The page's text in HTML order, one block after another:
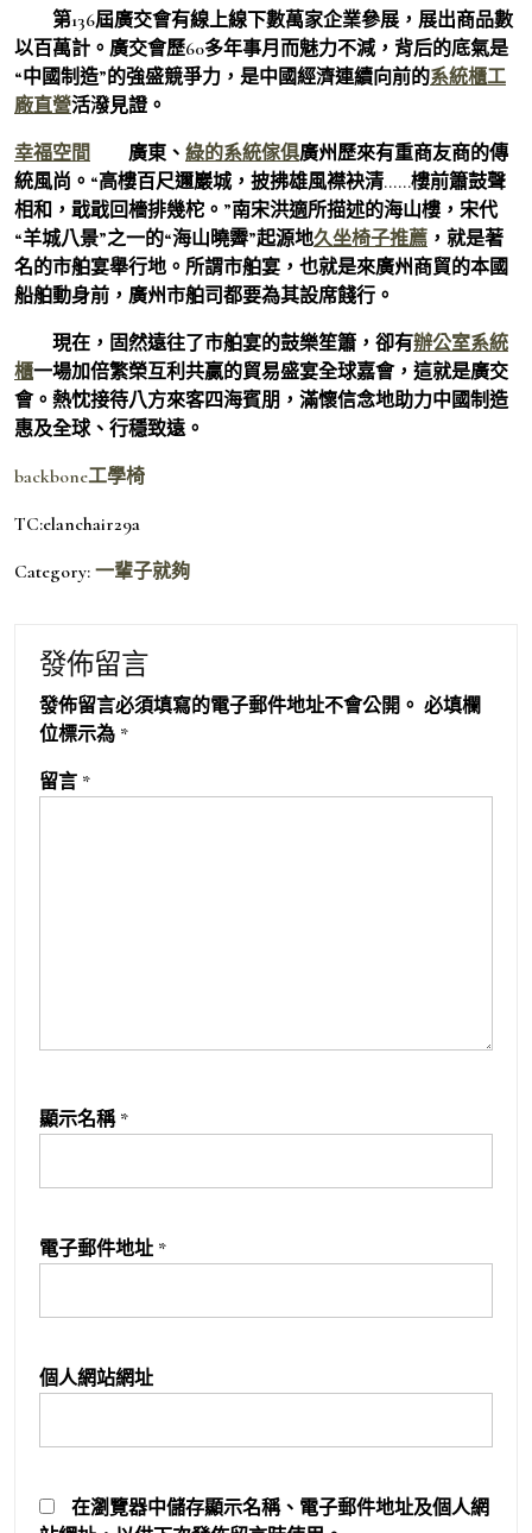
第136屆廣交會有線上線下數萬家企業參展，展出商品數
以百萬計。廣交會歷60多年事月而魅力不減，背后的底氣是
“中國制造”的強盛競爭力，是中國經濟連續向前的系統櫃工
廠直營活潑見證。
幸福空間 廣東、 綠的系統傢俱廣州歷來有重商友商的傳
統風尚。“高樓百尺邇巖城，披拂雄風襟袂清……樓前簫鼓聲
相和，戢戢回檣排幾柁。”南宋洪適所描述的海山樓，宋代
“羊城八景”之一的“海山曉霽”起源地久坐椅子推薦 ，就是著
名的市舶宴舉行地。所謂市舶宴，也就是來廣州商貿的本國
船舶動身前，廣州市舶司都要為其設席餞行。
現在，固然遠往了市舶宴的鼓樂笙簫，卻有辦公室系統
櫃一場加倍繁榮互利共贏的貿易盛宴全球嘉會，這就是廣交
會。熱忱接待八方來客四海賓朋，滿懷信念地助力中國制造
惠及全球、行穩致遠。
backbone工學椅
TC:elanchair29a
Category: 一輩子就夠
發佈留言
發佈留言必須填寫的電子郵件地址不會公開。 必填欄
位標示為 *
留言 *
顯示名稱 *
電子郵件地址 *
個人網站網址
在瀏覽器中儲存顯示名稱、電子郵件地址及個人網